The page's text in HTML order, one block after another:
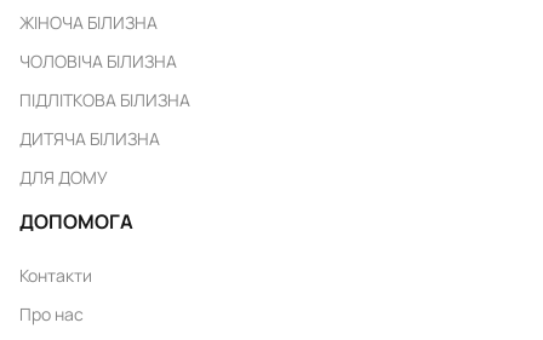
ЖІНОЧА БІЛИЗНА
ЧОЛОВІЧА БІЛИЗНА
ПІДЛІТКОВА БІЛИЗНА
ДИТЯЧА БІЛИЗНА
ДЛЯ ДОМУ
ДОПОМОГА
Контакти
Про нас